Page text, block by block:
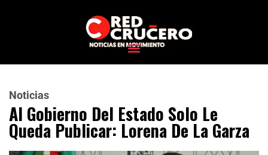
Noticias
Al Gobierno Del Estado Solo Le
Queda Publicar: Lorena De La Garza